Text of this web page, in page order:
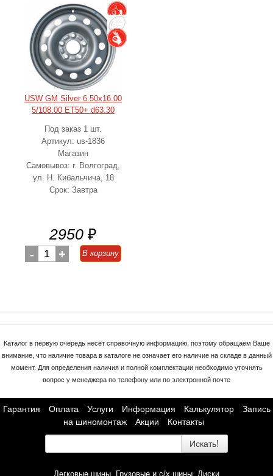
USW GM Silver 6.50x16.00
5/108.00 ET50+ d63.30
Под заказ 1 шт.
Артикул: us-1836
Магазин
Самовывоз: г. Волгоград,
ул. Н. Кибальчича, 18
Срок: Завтра
2950 ₽
- 1 + В корзину
Каталог в первую очередь несёт справочную информацию, поэтому обращаем Ваше
внимание, что наличие товара в каталоге не означает его наличие на складе в данный
момент. Для определения наличия и полной комплектации необходимо уточнять
вопрос у менеджера по телефону или по электронной почте
Гарантия Оплата Услуги Информация Калькулятор
Запись
на шиномонтаж
Акции Контакты
Искать!
Легковые шины Грузовые и с/х шины Диски